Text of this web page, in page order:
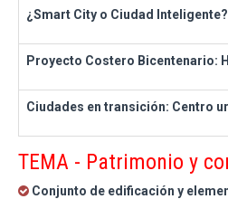
¿Smart City o Ciudad
Proyecto Costero Bicentenario:
Ciudades en transición: Centro
TEMA - Patrimonio y
Conjunto de edificación y